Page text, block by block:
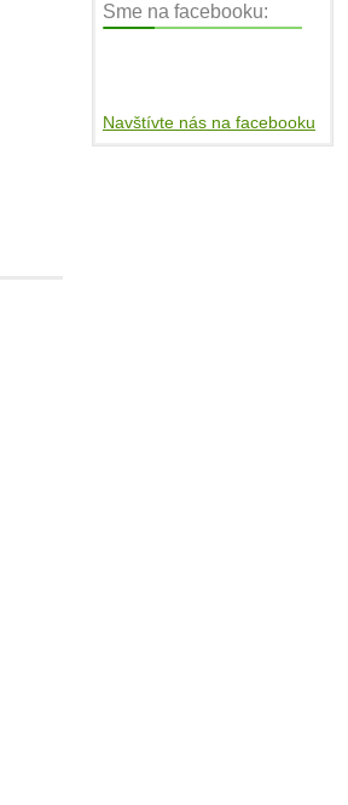
Sme na facebooku:
Navštívte nás na facebooku